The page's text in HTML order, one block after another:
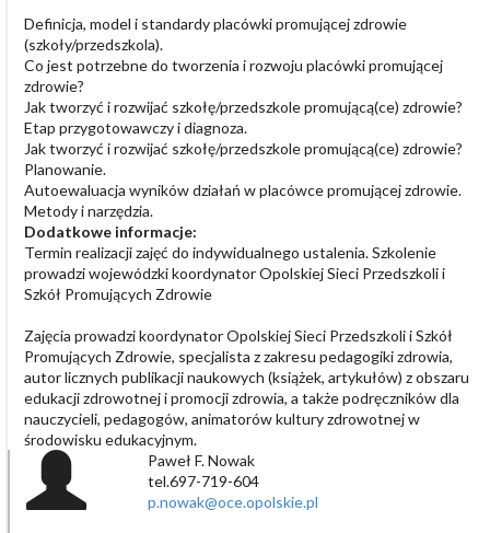
Definicja, model i standardy placówki promującej zdrowie
(szkoły/przedszkola).
Co jest potrzebne do tworzenia i rozwoju placówki promującej
zdrowie?
Jak tworzyć i rozwijać szkołę/przedszkole promującą(ce) zdrowie?
Etap przygotowawczy i diagnoza.
Jak tworzyć i rozwijać szkołę/przedszkole promującą(ce) zdrowie?
Planowanie.
Autoewaluacja wyników działań w placówce promującej zdrowie.
Metody i narzędzia.
Dodatkowe informacje:
Termin realizacji zajęć do indywidualnego ustalenia. Szkolenie
prowadzi wojewódzki koordynator Opolskiej Sieci Przedszkoli i
Szkół Promujących Zdrowie
Zajęcia prowadzi koordynator Opolskiej Sieci Przedszkoli i Szkół
Promujących Zdrowie, specjalista z zakresu pedagogiki zdrowia,
autor licznych publikacji naukowych (książek, artykułów) z obszaru
edukacji zdrowotnej i promocji zdrowia, a także podręczników dla
nauczycieli, pedagogów, animatorów kultury zdrowotnej w
środowisku edukacyjnym.
Paweł F. Nowak
tel.697-719-604
p.nowak@oce.opolskie.pl